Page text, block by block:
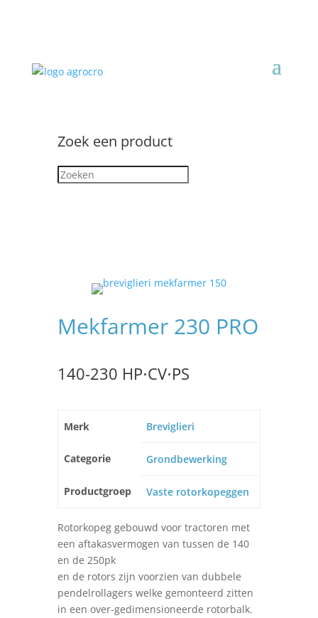
Zoek een product
Mekfarmer 230 PRO
140-230 HP⋅CV⋅PS
Merk Breviglieri
Categorie Grondbewerking
Productgroep Vaste rotorkopeggen
Rotorkopeg gebouwd voor tractoren met
een aftakasvermogen van tussen de 140
en de 250pk
en de rotors zijn voorzien van dubbele
pendelrollagers welke gemonteerd zitten
in een over-gedimensioneerde rotorbalk.